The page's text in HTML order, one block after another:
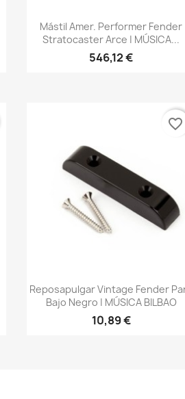
Vista rápida
Mástil Amer. Performer Fender
Stratocaster Arce | MÚSICA...
546,12 €
Vista rápida
Reposapulgar Vintage Fender
Bajo Negro | MÚSICA BILBAO
10,89 €
favorite_border